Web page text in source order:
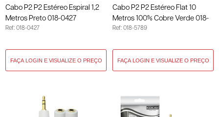
Cabo P2 P2 Estéreo Espiral 1,2
Metros Preto 018-0427
Ref: 018-0427
Cabo P2 P2 Estéreo Flat 10
Metros 100% Cobre Verde 018-
5789
Ref: 018-5789